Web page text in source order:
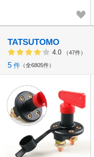
TATSUTOMO
4.0 （47件）
5 件 全6805件